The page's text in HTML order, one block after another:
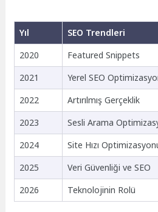
Yıl
SEO Trendleri
2020
Featured Snippets
2021
Yerel SEO
2022
Artırılmış Gerçeklik
2023
Sesli Arama
2024
Site Hızı
2025
Veri Güvenliği ve SEO
2026
Teknolojinin Rolü